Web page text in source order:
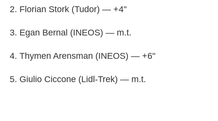
2. Florian Stork (Tudor) — +4"
3. Egan Bernal (INEOS) — m.t.
4. Thymen Arensman (INEOS) — +6"
5. Giulio Ciccone (Lidl-Trek) — m.t.